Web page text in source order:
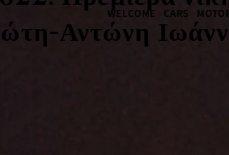
WELCOME CARS
Αντώνη